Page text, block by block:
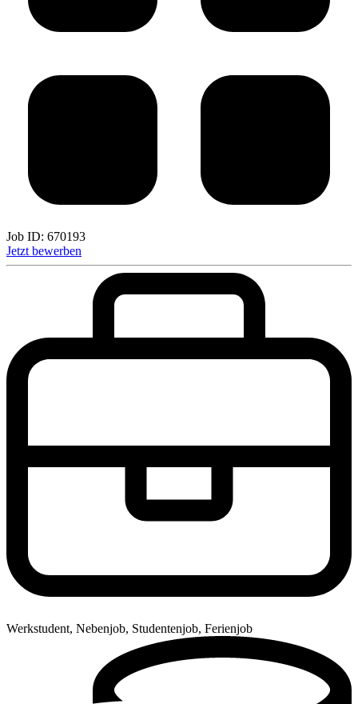
Job ID: 670193
Jetzt bewerben
Werkstudent, Nebenjob, Studentenjob, Ferienjob